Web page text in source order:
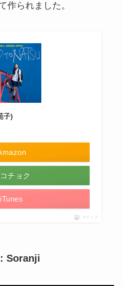
作られました。
子)
チョク
iTunes
ポチップ
: Soranji